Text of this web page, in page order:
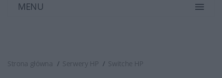
MENU
Strona główna Serwery HP Switche HP